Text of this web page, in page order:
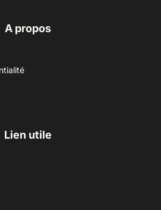
A propos
Lien utile